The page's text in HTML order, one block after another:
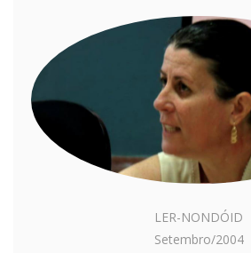
LER-NONDÓID
Setembro/2004